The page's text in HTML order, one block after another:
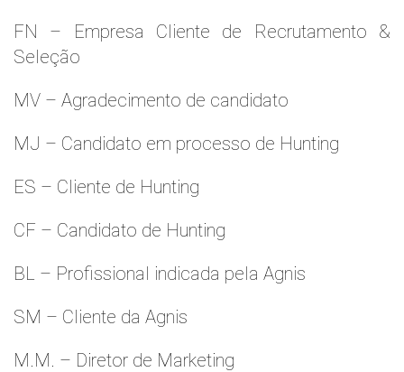
FN – Empresa Cliente de Recrutamento &
Seleção
MV – Agradecimento de candidato
MJ – Candidato em processo de Hunting
ES – Cliente de Hunting
CF – Candidato de Hunting
BL – Profissional indicada pela Agnis
SM – Cliente da Agnis
M.M. – Diretor de Marketing